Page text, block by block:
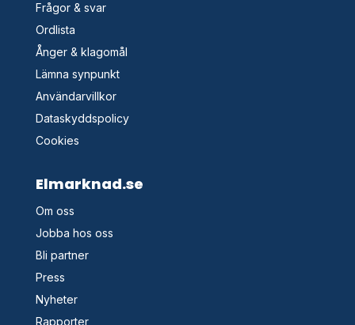
Frågor & svar
Ordlista
Ånger & klagomål
Lämna synpunkt
Användarvillkor
Dataskyddspolicy
Cookies
Elmarknad.se
Om oss
Jobba hos oss
Bli partner
Press
Nyheter
Rapporter